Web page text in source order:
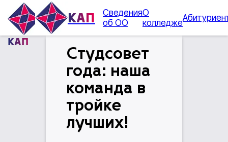
КАП
КАП
Сведения
об ОО
О
колледже
Студсовет
года: наша
команда в
тройке
лучших!